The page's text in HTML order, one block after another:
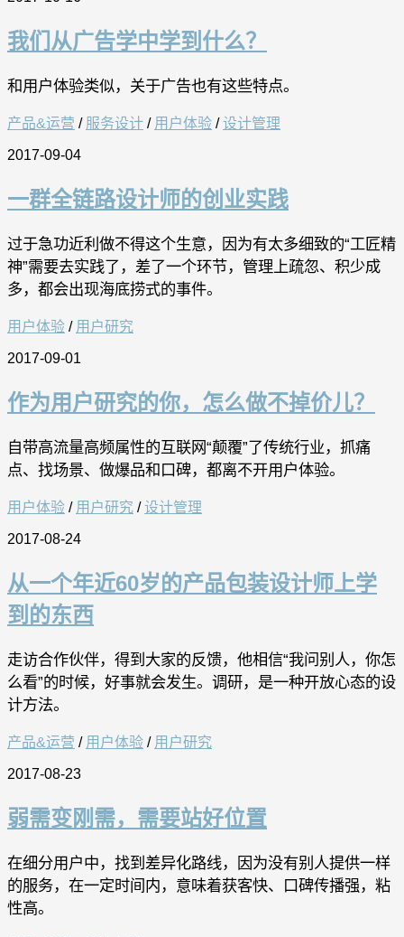
我们从广告学中学到什么？
和用户体验类似，关于广告也有这些特点。
产品&运营 / 服务设计 / 用户体验 /设计管理
2017-09-04
一群全链路设计师的创业实践
过于急功近利做不得这个生意，因为有太多细致的“工匠精
神”需要去实践了，差了一个环节，管理上疏忽、积少成
多，都会出现海底捞式的事件。
用户体验 / 用户研究
2017-09-01
作为用户研究的你，怎么做不掉价儿？
自带高流量高频属性的互联网“颠覆”了传统行业，抓痛
点、找场景、做爆品和口碑，都离不开用户体验。
用户体验 / 用户研究 /设计管理
2017-08-24
从一个年近60岁的产品包装设计师上学
到的东西
走访合作伙伴，得到大家的反馈，他相信“我问别人，你怎
么看”的时候，好事就会发生。调研，是一种开放心态的设
计方法。
产品&运营 / 用户体验 / 用户研究
2017-08-23
弱需变刚需，需要站好位置
在细分用户中，找到差异化路线，因为没有别人提供一样
的服务，在一定时间内，意味着获客快、口碑传播强，粘
性高。